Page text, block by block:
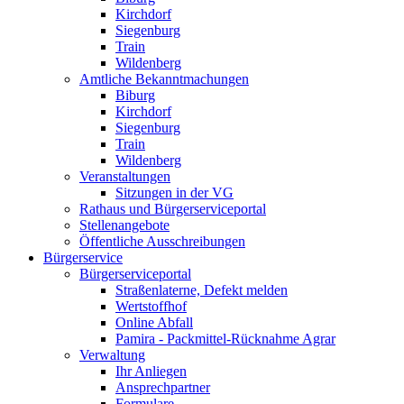
Kirchdorf
Siegenburg
Train
Wildenberg
Amtliche Bekanntmachungen
Biburg
Kirchdorf
Siegenburg
Train
Wildenberg
Veranstaltungen
Sitzungen in der VG
Rathaus und Bürgerserviceportal
Stellenangebote
Öffentliche Ausschreibungen
Bürgerservice
Bürgerserviceportal
Straßenlaterne, Defekt melden
Wertstoffhof
Online Abfall
Pamira - Packmittel-Rücknahme Agrar
Verwaltung
Ihr Anliegen
Ansprechpartner